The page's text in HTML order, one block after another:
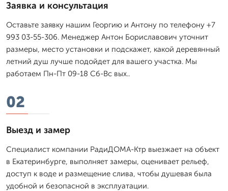
Заявка и консультация
Оставьте заявку нашим Георгию и Антону по телефону +7
993 03-55-306. Менеджер Антон Бориславович уточнит
размеры, место установки и подскажет, какой деревянный
летний душ лучше подойдет для вашего участка. Мы
работаем Пн-Пт 09-18 Сб-Вс вых..
02
Выезд и замер
Специалист компании РадиДОМА-Ктр выезжает на объект
в Екатеринбурге, выполняет замеры, оценивает рельеф,
доступ к воде и размещение слива, чтобы душевая была
удобной и безопасной в эксплуатации.